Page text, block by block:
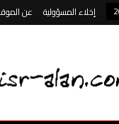
إخلاء المسؤولية عن